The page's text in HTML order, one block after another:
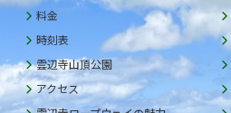
料金
時刻表
雲辺寺山頂公園
アクセス